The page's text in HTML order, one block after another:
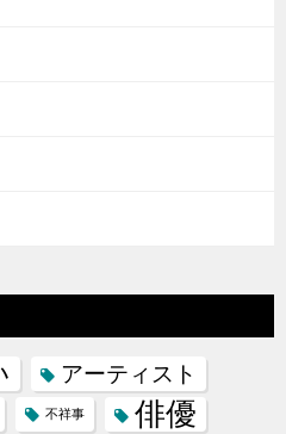
アーティスト
不祥事 俳優